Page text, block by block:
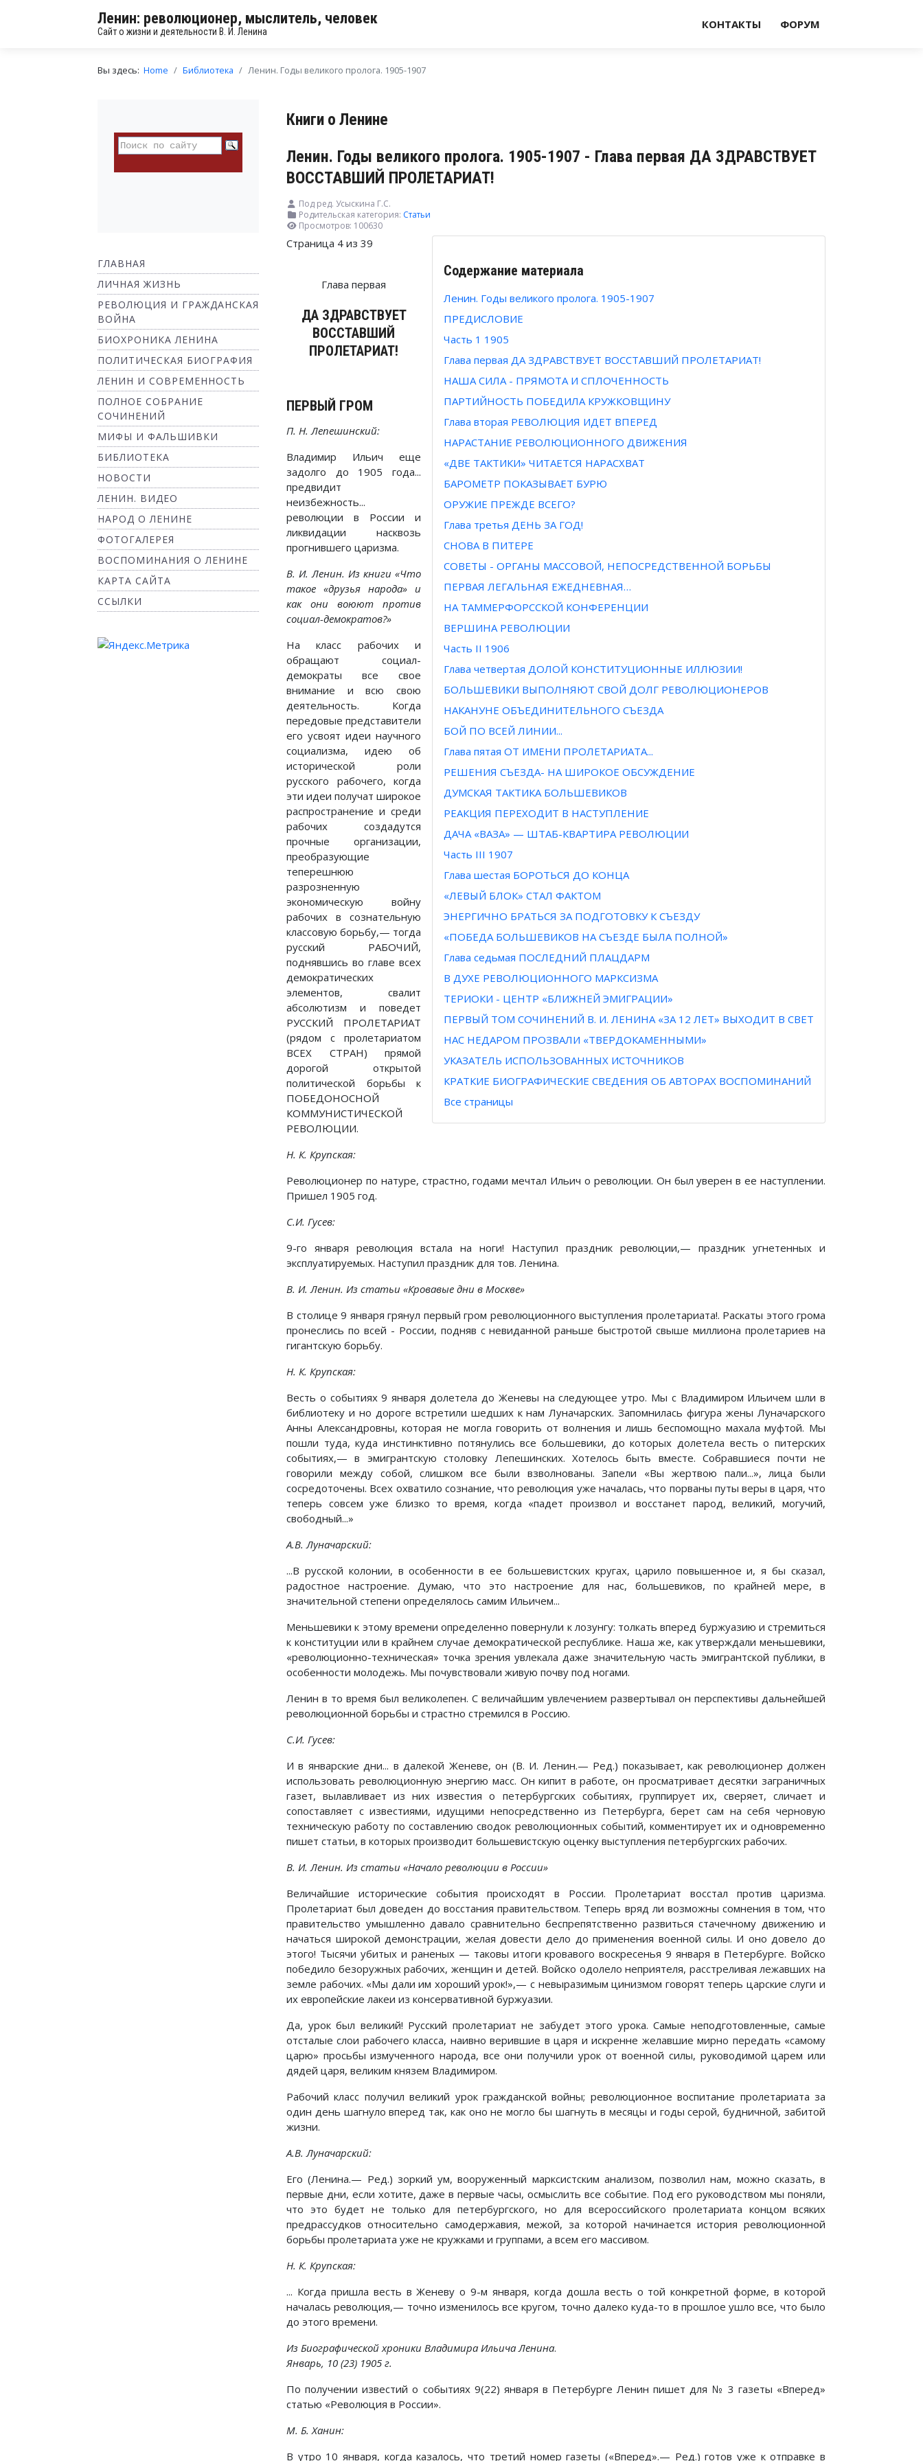
Ленин: революционер, мыслитель, человек
Сайт о жизни и деятельности В. И. Ленина
КОНТАКТЫ ФОРУМ
Вы здесь: Home Библиотека Ленин. Годы великого пролога. 1905-1907
ГЛАВНАЯ
ЛИЧНАЯ ЖИЗНЬ
РЕВОЛЮЦИЯ И ГРАЖДАНСКАЯ
ВОЙНА
БИОХРОНИКА ЛЕНИНА
ПОЛИТИЧЕСКАЯ БИОГРАФИЯ
ЛЕНИН И СОВРЕМЕННОСТЬ
ПОЛНОЕ СОБРАНИЕ
СОЧИНЕНИЙ
МИФЫ И ФАЛЬШИВКИ
БИБЛИОТЕКА
НОВОСТИ
ЛЕНИН. ВИДЕО
НАРОД О ЛЕНИНЕ
ФОТОГАЛЕРЕЯ
ВОСПОМИНАНИЯ О ЛЕНИНЕ
КАРТА САЙТА
ССЫЛКИ
Книги о Ленине
Ленин. Годы великого пролога. 1905-1907 - Глава первая ДА ЗДРАВСТВУЕТ
ВОССТАВШИЙ ПРОЛЕТАРИАТ!
Под ред. Усыскина Г.С.
Родительская категория: Статьи
Просмотров: 100630
Содержание материала
Ленин. Годы великого пролога. 1905-1907
ПРЕДИСЛОВИЕ
Часть 1 1905
Глава первая ДА ЗДРАВСТВУЕТ ВОССТАВШИЙ ПРОЛЕТАРИАТ!
НАША СИЛА - ПРЯМОТА И СПЛОЧЕННОСТЬ
ПАРТИЙНОСТЬ ПОБЕДИЛА КРУЖКОВЩИНУ
Глава вторая РЕВОЛЮЦИЯ ИДЕТ ВПЕРЕД
НАРАСТАНИЕ РЕВОЛЮЦИОННОГО ДВИЖЕНИЯ
«ДВЕ ТАКТИКИ» ЧИТАЕТСЯ НАРАСХВАТ
БАРОМЕТР ПОКАЗЫВАЕТ БУРЮ
ОРУЖИЕ ПРЕЖДЕ ВСЕГО?
Глава третья ДЕНЬ ЗА ГОД!
СНОВА В ПИТЕРЕ
СОВЕТЫ - ОРГАНЫ МАССОВОЙ, НЕПОСРЕДСТВЕННОЙ БОРЬБЫ
ПЕРВАЯ ЛЕГАЛЬНАЯ ЕЖЕДНЕВНАЯ…
НА ТАММЕРФОРССКОЙ КОНФЕРЕНЦИИ
ВЕРШИНА РЕВОЛЮЦИИ
Часть II 1906
Глава четвертая ДОЛОЙ КОНСТИТУЦИОННЫЕ ИЛЛЮЗИИ!
БОЛЬШЕВИКИ ВЫПОЛНЯЮТ СВОЙ ДОЛГ РЕВОЛЮЦИОНЕРОВ
НАКАНУНЕ ОБЪЕДИНИТЕЛЬНОГО СЪЕЗДА
БОЙ ПО ВСЕЙ ЛИНИИ...
Глава пятая ОТ ИМЕНИ ПРОЛЕТАРИАТА...
РЕШЕНИЯ СЪЕЗДА- НА ШИРОКОЕ ОБСУЖДЕНИЕ
ДУМСКАЯ ТАКТИКА БОЛЬШЕВИКОВ
РЕАКЦИЯ ПЕРЕХОДИТ В НАСТУПЛЕНИЕ
ДАЧА «ВАЗА» — ШТАБ-КВАРТИРА РЕВОЛЮЦИИ
Часть III 1907
Глава шестая БОРОТЬСЯ ДО КОНЦА
«ЛЕВЫЙ БЛОК» СТАЛ ФАКТОМ
ЭНЕРГИЧНО БРАТЬСЯ ЗА ПОДГОТОВКУ К СЪЕЗДУ
«ПОБЕДА БОЛЬШЕВИКОВ НА СЪЕЗДЕ БЫЛА ПОЛНОЙ»
Глава седьмая ПОСЛЕДНИЙ ПЛАЦДАРМ
В ДУХЕ РЕВОЛЮЦИОННОГО МАРКСИЗМА
ТЕРИОКИ - ЦЕНТР «БЛИЖНЕЙ ЭМИГРАЦИИ»
ПЕРВЫЙ ТОМ СОЧИНЕНИЙ В. И. ЛЕНИНА «ЗА 12 ЛЕТ» ВЫХОДИТ В СВЕТ
НАС НЕДАРОМ ПРОЗВАЛИ «ТВЕРДОКАМЕННЫМИ»
УКАЗАТЕЛЬ ИСПОЛЬЗОВАННЫХ ИСТОЧНИКОВ
КРАТКИЕ БИОГРАФИЧЕСКИЕ СВЕДЕНИЯ ОБ АВТОРАХ ВОСПОМИНАНИЙ
Все страницы
Страница 4 из 39
Глава первая
ДА ЗДРАВСТВУЕТ
ВОССТАВШИЙ
ПРОЛЕТАРИАТ!
ПЕРВЫЙ ГРОМ
П. Н. Лепешинский:
Владимир Ильич еще
задолго до 1905 года...
предвидит
неизбежность...
революции в России и
ликвидации насквозь
прогнившего царизма.
В. И. Ленин. Из книги «Что
такое «друзья народа» и
как они воюют против
социал-демократов?»
На класс рабочих и
обращают социал-
демократы все свое
внимание и всю свою
деятельность. Когда
передовые представители
его усвоят идеи научного
социализма, идею об
исторической роли
русского рабочего, когда
эти идеи получат широкое
распространение и среди
рабочих создадутся
прочные организации,
преобразующие
теперешнюю
разрозненную
экономическую войну
рабочих в сознательную
классовую борьбу,— тогда
русский РАБОЧИЙ,
поднявшись во главе всех
демократических
элементов, свалит
абсолютизм и поведет
РУССКИЙ ПРОЛЕТАРИАТ
(рядом с пролетариатом
ВСЕХ СТРАН) прямой
дорогой открытой
политической борьбы к
ПОБЕДОНОСНОЙ
КОММУНИСТИЧЕСКОЙ
РЕВОЛЮЦИИ.
Н. К. Крупская:
Революционер по натуре, страстно, годами мечтал Ильич о революции. Он был уверен в ее наступлении.
Пришел 1905 год.
С.И. Гусев:
9-го января революция встала на ноги! Наступил праздник революции,— праздник угнетенных и
эксплуатируемых. Наступил праздник для тов. Ленина.
В. И. Ленин. Из статьи «Кровавые дни в Москве»
В столице 9 января грянул первый гром революционного выступления пролетариата!. Раскаты этого грома
пронеслись по всей - России, подняв с невиданной раньше быстротой свыше миллиона пролетариев на
гигантскую борьбу.
Н. К. Крупская:
Весть о событиях 9 января долетела до Женевы на следующее утро. Мы с Владимиром Ильичем шли в
библиотеку и но дороге встретили шедших к нам Луначарских. Запомнилась фигура жены Луначарского
Анны Александровны, которая не могла говорить от волнения и лишь беспомощно махала муфтой. Мы
пошли туда, куда инстинктивно потянулись все большевики, до которых долетела весть о питерских
событиях,— в эмигрантскую столовку Лепешинских. Хотелось быть вместе. Собравшиеся почти не
говорили между собой, слишком все были взволнованы. Запели «Вы жертвою пали...», лица были
сосредоточены. Всех охватило сознание, что революция уже началась, что порваны путы веры в царя, что
теперь совсем уже близко то время, когда «падет произвол и восстанет парод, великий, могучий,
свободный...»
А.В. Луначарский:
...В русской колонии, в особенности в ее большевистских кругах, царило повышенное и, я бы сказал,
радостное настроение. Думаю, что это настроение для нас, большевиков, по крайней мере, в
значительной степени определялось самим Ильичем...
Меньшевики к этому времени определенно повернули к лозунгу: толкать вперед буржуазию и стремиться
к конституции или в крайнем случае демократической республике. Наша же, как утверждали меньшевики,
«революционно-техническая» точка зрения увлекала даже значительную часть эмигрантской публики, в
особенности молодежь. Мы почувствовали живую почву под ногами.
Ленин в то время был великолепен. С величайшим увлечением развертывал он перспективы дальнейшей
революционной борьбы и страстно стремился в Россию.
С.И. Гусев:
И в январские дни... в далекой Женеве, он (В. И. Ленин.— Ред.) показывает, как революционер должен
использовать революционную энергию масс. Он кипит в работе, он просматривает десятки заграничных
газет, вылавливает из них известия о петербургских событиях, группирует их, сверяет, сличает и
сопоставляет с известиями, идущими непосредственно из Петербурга, берет сам на себя черновую
техническую работу по составлению сводок революционных событий, комментирует их и одновременно
пишет статьи, в которых производит большевистскую оценку выступления петербургских рабочих.
В. И. Ленин. Из статьи «Начало революции в России»
Величайшие исторические события происходят в России. Пролетариат восстал против царизма.
Пролетариат был доведен до восстания правительством. Теперь вряд ли возможны сомнения в том, что
правительство умышленно давало сравнительно беспрепятственно развиться стачечному движению и
начаться широкой демонстрации, желая довести дело до применения военной силы. И оно довело до
этого! Тысячи убитых и раненых — таковы итоги кровавого воскресенья 9 января в Петербурге. Войско
победило безоружных рабочих, женщин и детей. Войско одолело неприятеля, расстреливая лежавших на
земле рабочих. «Мы дали им хороший урок!»,— с невыразимым цинизмом говорят теперь царские слуги и
их европейские лакеи из консервативной буржуазии.
Да, урок был великий! Русский пролетариат не забудет этого урока. Самые неподготовленные, самые
отсталые слои рабочего класса, наивно верившие в царя и искренне желавшие мирно передать «самому
царю» просьбы измученного народа, все они получили урок от военной силы, руководимой царем или
дядей царя, великим князем Владимиром.
Рабочий класс получил великий урок гражданской войны; революционное воспитание пролетариата за
один день шагнуло вперед так, как оно не могло бы шагнуть в месяцы и годы серой, будничной, забитой
жизни.
А.В. Луначарский:
Его (Ленина.— Ред.) зоркий ум, вооруженный марксистским анализом, позволил нам, можно сказать, в
первые дни, если хотите, даже в первые часы, осмыслить все событие. Под его руководством мы поняли,
что это будет не только для петербургского, но для всероссийского пролетариата концом всяких
предрассудков относительно самодержавия, межой, за которой начинается история революционной
борьбы пролетариата уже не кружками и группами, а всем его массивом.
Н. К. Крупская:
... Когда пришла весть в Женеву о 9-м января, когда дошла весть о той конкретной форме, в которой
началась революция,— точно изменилось все кругом, точно далеко куда-то в прошлое ушло все, что было
до этого времени.
Из Биографической хроники Владимира Ильича Ленина.
Январь, 10 (23) 1905 г.
По получении известий о событиях 9(22) января в Петербурге Ленин пишет для № 3 газеты «Вперед»
статью «Революция в России».
М. Б. Ханин:
В утро 10 января, когда казалось, что третий номер газеты («Вперед».— Ред.) готов уже к отправке в